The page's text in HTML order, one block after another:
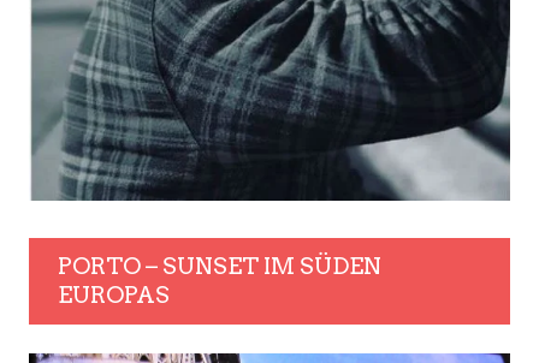
PORTO – SUNSET IM SÜDEN
EUROPAS